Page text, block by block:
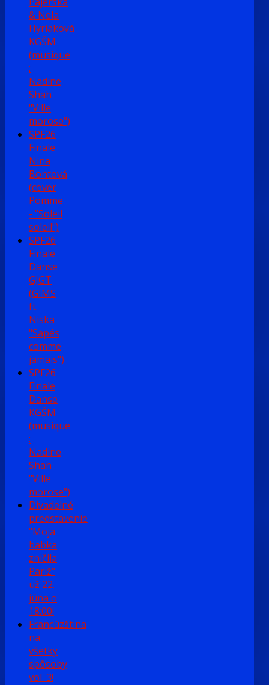
& Nela
Hyriaková
KGŠM
(musique
:
Nadine
Shah
"Ville
morose")
SPF26
Finale
Nina
Bontová
(cover
Pomme
- "Soleil
soleil")
SPF26
Finale
Danse
GJGT
(GIMS
ft.
Niska
"Sapés
comme
jamais")
SPF26
Finale
Danse
KGŠM
(musique
:
Nadine
Shah
"Ville
morose")
Divadelné
predstavenie
"Moja
babka
zničila
Pariž"
už 22.
júna o
18:00!
Francúzština
na
všetky
spôsoby
vol. 3!